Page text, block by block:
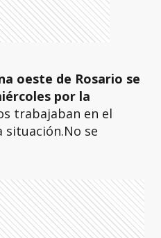
oeste de Rosario se
por la
trabajaban en el
se